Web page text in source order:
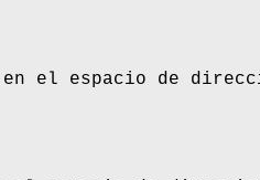
en el espacio de